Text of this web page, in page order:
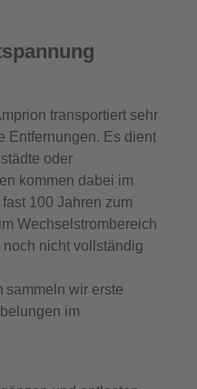
transportiert sehr
Entfernungen. Es dient
oder
kommen dabei im
100 Jahren zum
Wechselstrombereich
nicht vollständig
sammeln wir erste
im